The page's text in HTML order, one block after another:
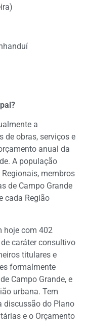
a
de obras, serviços e
anual da
A população
membros
de Campo Grande
cada Região
hoje com 402
caráter consultivo
titulares e
formalmente
Campo Grande, e
urbana. Tem
discussão do Plano
e o Orçamento